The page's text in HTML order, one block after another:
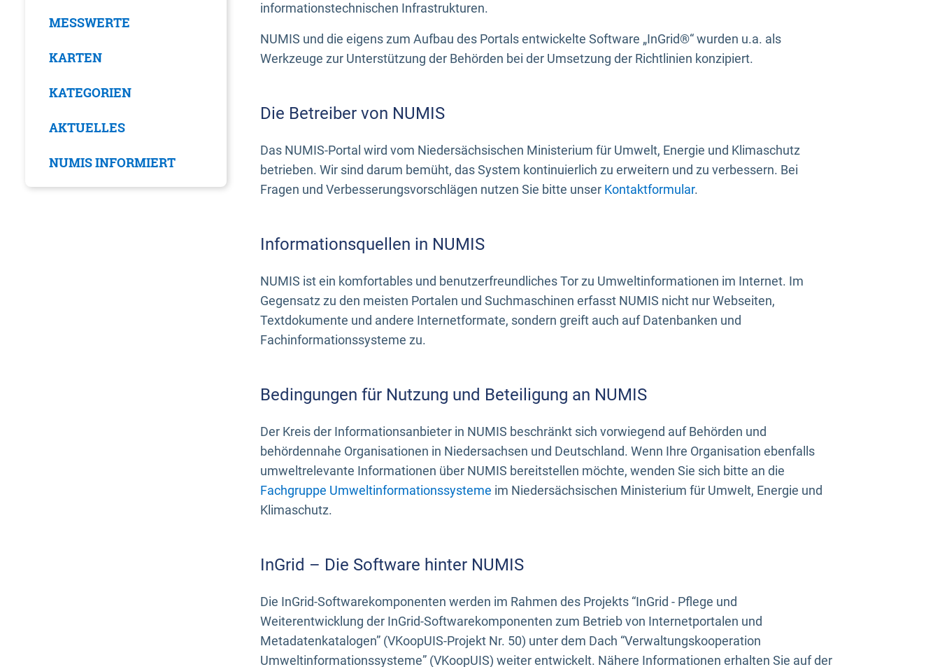
MESSWERTE
KARTEN
KATEGORIEN
AKTUELLES
NUMIS INFORMIERT
informationstechnischen Infrastrukturen.
NUMIS und die eigens zum Aufbau des Portals entwickelte Software „InGrid®“ wurden u.a. als
Werkzeuge zur Unterstützung der Behörden bei der Umsetzung der Richtlinien konzipiert.
Die Betreiber von NUMIS
Das NUMIS-Portal wird vom Niedersächsischen Ministerium für Umwelt, Energie und Klimaschutz
betrieben. Wir sind darum bemüht, das System kontinuierlich zu erweitern und zu verbessern. Bei
Fragen und Verbesserungsvorschlägen nutzen Sie bitte unser Kontaktformular.
Informationsquellen in NUMIS
NUMIS ist ein komfortables und benutzerfreundliches Tor zu Umweltinformationen im Internet. Im
Gegensatz zu den meisten Portalen und Suchmaschinen erfasst NUMIS nicht nur Webseiten,
Textdokumente und andere Internetformate, sondern greift auch auf Datenbanken und
Fachinformationssysteme zu.
Bedingungen für Nutzung und Beteiligung an NUMIS
Der Kreis der Informationsanbieter in NUMIS beschränkt sich vorwiegend auf Behörden und
behördennahe Organisationen in Niedersachsen und Deutschland. Wenn Ihre Organisation ebenfalls
umweltrelevante Informationen über NUMIS bereitstellen möchte, wenden Sie sich bitte an die
Fachgruppe Umweltinformationssysteme im Niedersächsischen Ministerium für Umwelt, Energie und
Klimaschutz.
InGrid – Die Software hinter NUMIS
Die InGrid-Softwarekomponenten werden im Rahmen des Projekts “InGrid - Pflege und
Weiterentwicklung der InGrid-Softwarekomponenten zum Betrieb von Internetportalen und
Metadatenkatalogen” (VKoopUIS-Projekt Nr. 50) unter dem Dach “Verwaltungskooperation
Umweltinformationssysteme” (VKoopUIS) weiter entwickelt. Nähere Informationen erhalten Sie auf der